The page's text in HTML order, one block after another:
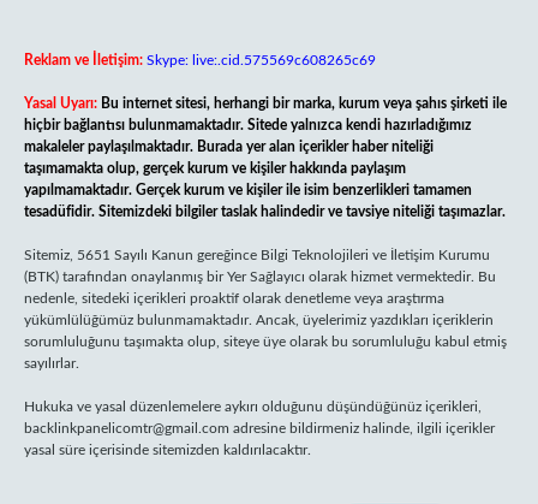
Reklam ve İletişim: Skype: live:.cid.575569c608265c69
Yasal Uyarı: Bu internet sitesi, herhangi bir marka, kurum veya şahıs şirketi ile
hiçbir bağlantısı bulunmamaktadır. Sitede yalnızca kendi hazırladığımız
makaleler paylaşılmaktadır. Burada yer alan içerikler haber niteliği
taşımamakta olup, gerçek kurum ve kişiler hakkında paylaşım
yapılmamaktadır. Gerçek kurum ve kişiler ile isim benzerlikleri tamamen
tesadüfidir. Sitemizdeki bilgiler taslak halindedir ve tavsiye niteliği taşımazlar.
Sitemiz, 5651 Sayılı Kanun gereğince Bilgi Teknolojileri ve İletişim Kurumu
(BTK) tarafından onaylanmış bir Yer Sağlayıcı olarak hizmet vermektedir. Bu
nedenle, sitedeki içerikleri proaktif olarak denetleme veya araştırma
yükümlülüğümüz bulunmamaktadır. Ancak, üyelerimiz yazdıkları içeriklerin
sorumluluğunu taşımakta olup, siteye üye olarak bu sorumluluğu kabul etmiş
sayılırlar.
Hukuka ve yasal düzenlemelere aykırı olduğunu düşündüğünüz içerikleri,
backlinkpanelicomtr@gmail.com adresine bildirmeniz halinde, ilgili içerikler
yasal süre içerisinde sitemizden kaldırılacaktır.